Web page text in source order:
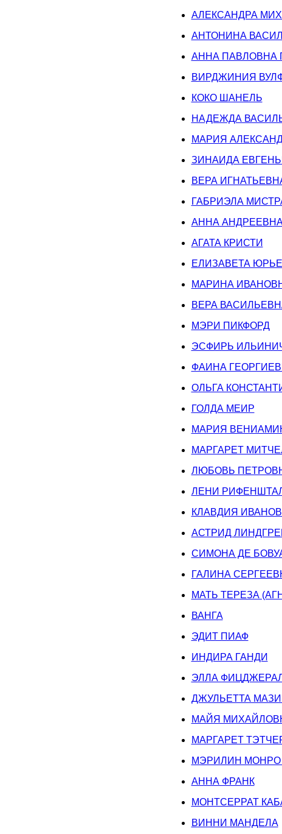
АЛЕКСАНДРА
АНТОНИНА
АННА ПАВЛОВНА
ВИРДЖИНИЯ
КОКО ШАНЕЛЬ
НАДЕЖДА
МАРИЯ
ЗИНАИДА
ВЕРА
ГАБРИЭЛА
АННА
АГАТА КРИСТИ
ЕЛИЗАВЕТА
МАРИНА
ВЕРА
МЭРИ ПИКФОРД
ЭСФИРЬ
ФАИНА
ОЛЬГА
ГОЛДА МЕИР
МАРИЯ
МАРГАРЕТ
ЛЮБОВЬ
ЛЕНИ
КЛАВДИЯ
АСТРИД
СИМОНА ДЕ
ГАЛИНА
МАТЬ ТЕРЕЗА
ВАНГА
ЭДИТ ПИАФ
ИНДИРА ГАНДИ
ЭЛЛА
ДЖУЛЬЕТТА
МАЙЯ
МАРГАРЕТ
МЭРИЛИН МОНРО
АННА ФРАНК
МОНТСЕРРАТ
ВИННИ МАНДЕЛА